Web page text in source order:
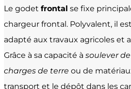
Le godet frontal se fixe
chargeur frontal. Polyvalent, il
adapté aux travaux agricoles et
Grâce à sa capacité à soulever
charges de terre ou de
transport et le dépôt dans les